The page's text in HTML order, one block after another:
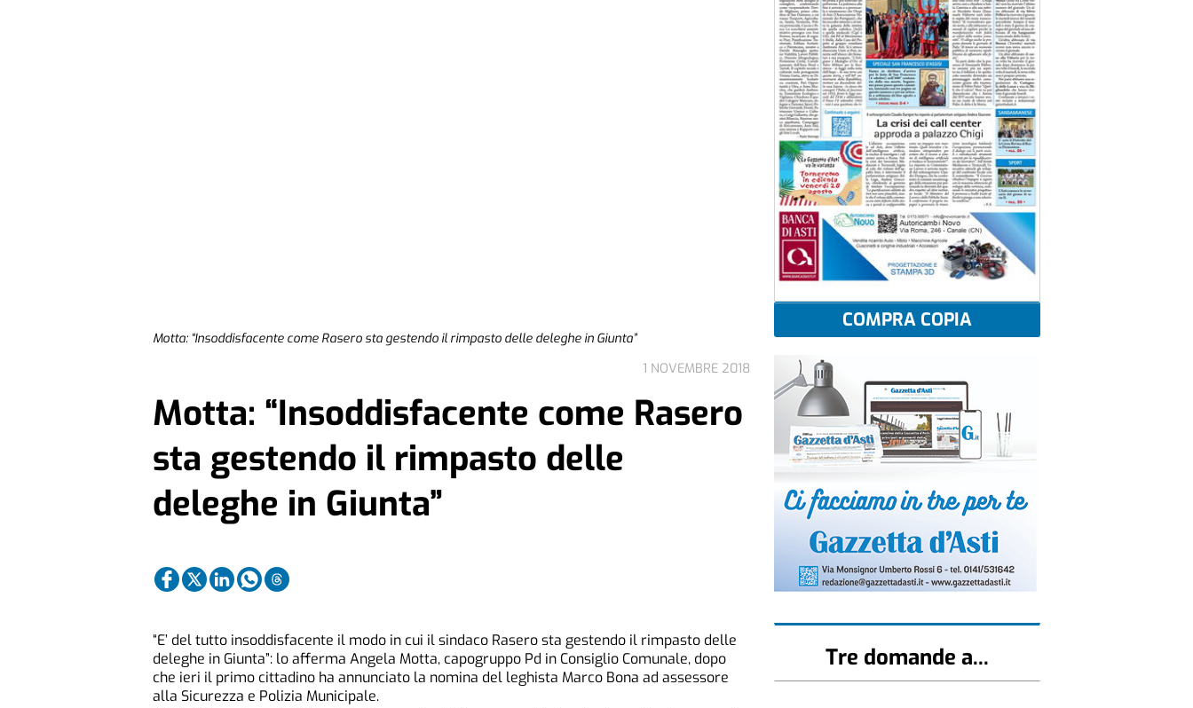
Motta: “Insoddisfacente come Rasero sta gestendo il rimpasto delle deleghe in Giunta”
1 NOVEMBRE 2018
Motta: “Insoddisfacente come Rasero
sta gestendo il rimpasto delle
deleghe in Giunta”
“E’ del tutto insoddisfacente il modo in cui il sindaco Rasero sta gestendo il rimpasto delle
deleghe in Giunta”: lo afferma Angela Motta, capogruppo Pd in Consiglio Comunale, dopo
che ieri il primo cittadino ha annunciato la nomina del leghista Marco Bona ad assessore
alla Sicurezza e Polizia Municipale.
COMPRA COPIA
Tre domande a...